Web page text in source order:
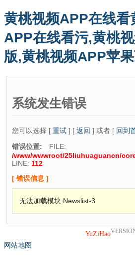
黄桃视频APP在线看
APP在线看污,黄桃
版,黄桃视频APP苹
系统发生错误
您可以选择 [ 重试 ] [ 返回 ] 或者 [ 回到
错误位置: FILE:
/www/wwwroot/25liuhuaguancn/
LINE: 112
[ 错误信息 ]
无法加载模块:Newslist-3
YuZiHao
网站地图